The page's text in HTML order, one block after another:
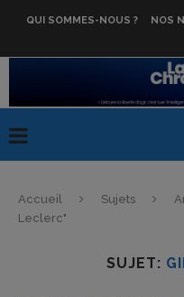
QUI SOMMES-NOUS ? NOS
Accueil Sujets
Leclerc"
SUJET: